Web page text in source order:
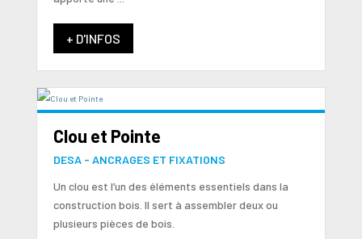
+ D'INFOS
Clou et Pointe
DESA - ANCRAGES ET FIXATIONS
Un clou est l’un des éléments essentiels dans la
construction bois. Il sert à assembler deux ou
plusieurs pièces de bois.